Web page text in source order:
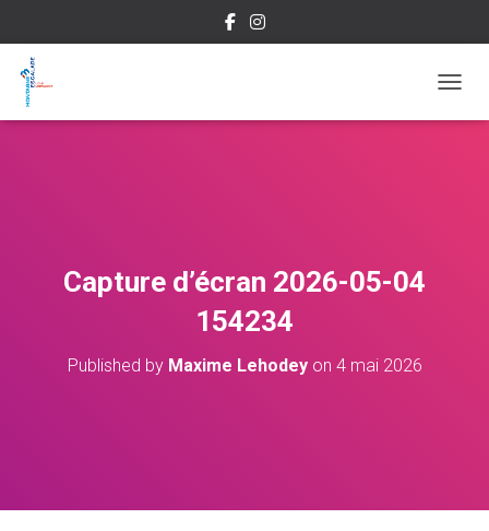
Capture d’écran 2026-05-04
154234
Published by Maxime Lehodeyon 4 mai 2026